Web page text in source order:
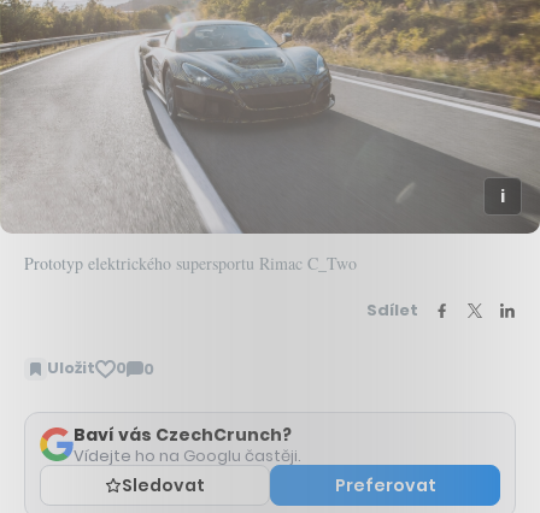
Prototyp elektrického supersportu Rimac C_Two
Sdílet
Uložit 0 0
Zobrazit
Baví vás CzechCrunch?
Vídejte ho na Googlu častěji.
Sledovat Preferovat